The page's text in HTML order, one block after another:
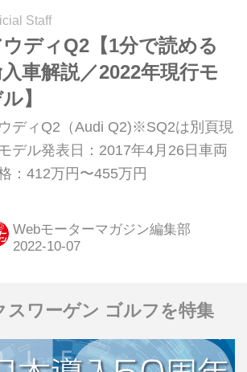
Staff
ウディQ2【1分で読める
車解説／2022年現行モ
】
ディQ2（Audi Q2)※SQ2は別頁現
デル発表日：2017年4月26日車両
：412万円〜455万円
Webモーターマガジン編集部
スワーゲン ゴルフを特集